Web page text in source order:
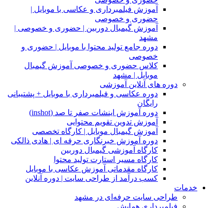
آموزش فیلمبرداری و عکاسی با موبایل |
حضوری و خصوصی
آموزش گیمبال دوربین | حضوری و خصوصی |
مشهد
دوره جامع تولید محتوا با موبایل | حضوری و
خصوصی
کلاس حضوری و خصوصی آموزش گیمبال
موبایل | مشهد
دوره های آنلاین آموزشی
دوره عکاسی و فیلمبرداری با موبایل + پشتیبانی
رایگان
دوره آموزش اینشات صفر تا صد (inshot)
آموزش تدوین تقویم محتوایی
آموزش گیمبال موبایل | کارگاه تخصصی
دوره آموزش خبرنگاری حرفه ای | هادی ذالکی
کارگاه آموزشی گیمبال دوربین
کارگاه مسیر استارت تولید محتوا
کارگاه مقدماتی آموزش عکاسی با موبایل
کسب درآمد از طراحی سایت | دوره آنلاین
خدمات
طراحی سایت حرفه‌ای در مشهد
فیلمبرداری همایش